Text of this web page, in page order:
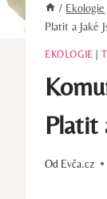
/ Ekologie
Platit a Jaké
EKOLOGIE
Platit
Od Evča.cz